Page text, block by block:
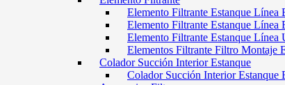
Elemento Filtrante Estanque Línea
Elemento Filtrante Estanque Línea
Elemento Filtrante Estanque Línea
Elementos Filtrante Filtro Montaje
Colador Succión Interior Estanque
Colador Succión Interior Estanque